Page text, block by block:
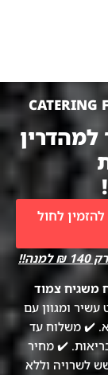
CATERING
לחול
₪ למנה!!
משגיח צמוד
ומגוון עם
✔️ משלוח עד
✔️ מחיר
✔️ ללא חשש לשרויה וללא